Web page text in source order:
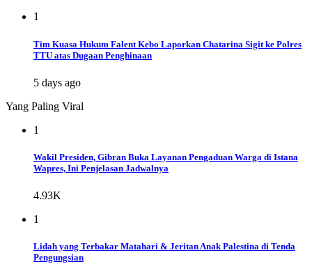
1
Tim Kuasa Hukum Falent Kebo Laporkan Chatarina Sigit ke Polres
TTU atas Dugaan Penghinaan
5 days ago
Yang Paling Viral
1
Wakil Presiden, Gibran Buka Layanan Pengaduan Warga di Istana
Wapres, Ini Penjelasan Jadwalnya
4.93K
1
Lidah yang Terbakar Matahari & Jeritan Anak Palestina di Tenda
Pengungsian